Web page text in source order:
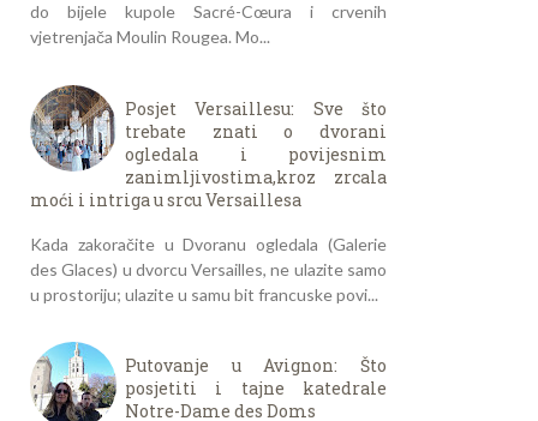
do bijele kupole Sacré-Cœura i crvenih
vjetrenjača Moulin Rougea. Mo...
Posjet Versaillesu: Sve što
trebate znati o dvorani
ogledala i povijesnim
zanimljivostima,kroz zrcala
moći i intriga u srcu Versaillesa
Kada zakoračite u Dvoranu ogledala (Galerie
des Glaces) u dvorcu Versailles, ne ulazite samo
u prostoriju; ulazite u samu bit francuske povi...
Putovanje u Avignon: Što
posjetiti i tajne katedrale
Notre-Dame des Doms